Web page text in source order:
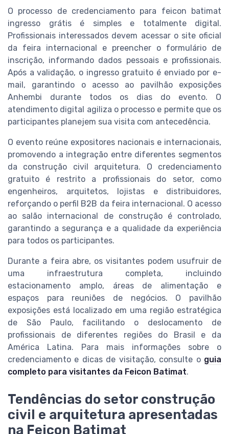
O processo de credenciamento para feicon batimat
ingresso grátis é simples e totalmente digital.
Profissionais interessados devem acessar o site oficial
da feira internacional e preencher o formulário de
inscrição, informando dados pessoais e profissionais.
Após a validação, o ingresso gratuito é enviado por e-
mail, garantindo o acesso ao pavilhão exposições
Anhembi durante todos os dias do evento. O
atendimento digital agiliza o processo e permite que os
participantes planejem sua visita com antecedência.
O evento reúne expositores nacionais e internacionais,
promovendo a integração entre diferentes segmentos
da construção civil arquitetura. O credenciamento
gratuito é restrito a profissionais do setor, como
engenheiros, arquitetos, lojistas e distribuidores,
reforçando o perfil B2B da feira internacional. O acesso
ao salão internacional de construção é controlado,
garantindo a segurança e a qualidade da experiência
para todos os participantes.
Durante a feira abre, os visitantes podem usufruir de
uma infraestrutura completa, incluindo
estacionamento amplo, áreas de alimentação e
espaços para reuniões de negócios. O pavilhão
exposições está localizado em uma região estratégica
de São Paulo, facilitando o deslocamento de
profissionais de diferentes regiões do Brasil e da
América Latina. Para mais informações sobre o
credenciamento e dicas de visitação, consulte o guia
completo para visitantes da Feicon Batimat.
Tendências do setor construção
civil e arquitetura apresentadas
na Feicon Batimat